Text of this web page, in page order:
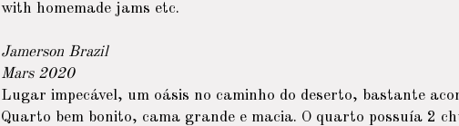
with homemade jams etc.
Jamerson Brazil
Mars 2020
Lugar impecável, um oásis no caminho do deserto, bastante
Quarto bem bonito, cama grande e macia. O quarto possuía 2